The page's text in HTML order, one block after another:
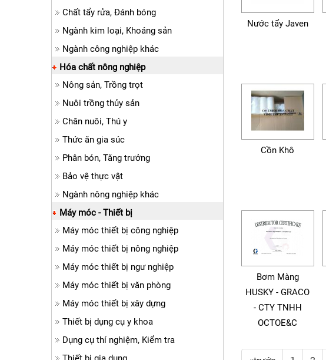
Nước tẩy Javen
Cồn Khô
Bơm Màng
HUSKY - GRACO
- CTY TNHH
OCTOE&C
Chất tẩy rửa, Đánh bóng
Ngành kim loại, Khoáng sản
Ngành công nghiệp khác
Hóa chất nông nghiệp
Nông sản, Trồng trọt
Nuôi trồng thủy sản
Chăn nuôi, Thú y
Thức ăn gia súc
Phân bón, Tăng trưởng
Bảo vệ thực vật
Ngành nông nghiệp khác
Máy móc - Thiết bị
Máy móc thiết bị công nghiệp
Máy móc thiết bị nông nghiệp
Máy móc thiết bị ngư nghiệp
Máy móc thiết bị văn phòng
Máy móc thiết bị xây dựng
Thiết bị dụng cụ y khoa
Dụng cụ thí nghiệm, Kiểm tra